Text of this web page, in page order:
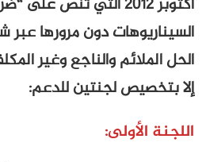
أكتوبر 2012 التي تنص على “ضرورة
دون مرورها عبر شركات
والناجع وغير المكلف أيضا، ولا
لجنتين للدعم:
: